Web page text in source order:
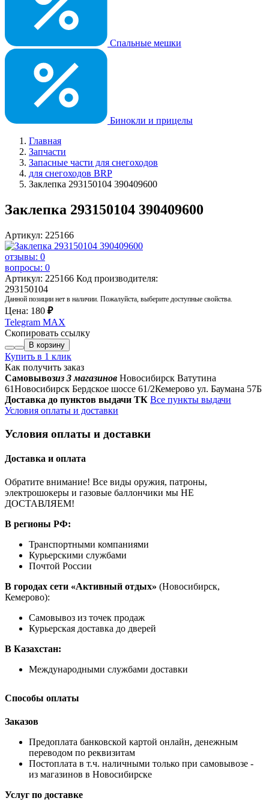
Спальные мешки
Бинокли и прицелы
Главная
Запчасти
Запасные части для снегоходов
для снегоходов BRP
Заклепка 293150104 390409600
Заклепка 293150104 390409600
Артикул: 225166
отзывы: 0
вопросы: 0
Артикул: 225166 Код производителя:
293150104
Данной позиции нет в наличии. Пожалуйста, выберите доступные свойства.
Цена: 180 ₽
Telegram MAX
Скопировать ссылку
В корзину
Купить в 1 клик
Как получить заказ
Самовывозиз 3 магазинов Новосибирск Ватутина
61Новосибирск Бердское шоссе 61/2Кемерово ул. Баумана 57Б
Доставка до пунктов выдачи ТК Все пункты выдачи
Условия оплаты и доставки
Условия оплаты и доставки
Доставка и оплата
Обратите внимание! Все виды оружия, патроны,
электрошокеры и газовые баллончики мы НЕ
ДОСТАВЛЯЕМ!
В регионы РФ:
Транспортными компаниями
Курьерскими службами
Почтой России
В городах сети «Активный отдых» (Новосибирск,
Кемерово):
Самовывоз из точек продаж
Курьерская доставка до дверей
В Казахстан:
Международными службами доставки
Способы оплаты
Заказов
Предоплата банковской картой онлайн, денежным
переводом по реквизитам
Постоплата в т.ч. наличными только при самовывозе -
из магазинов в Новосибирске
Услуг по доставке